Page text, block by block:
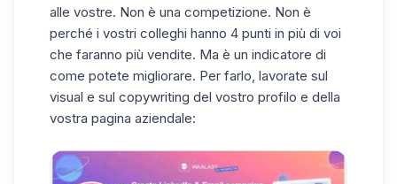
alle vostre. Non è una competizione. Non è
perché i vostri colleghi hanno 4 punti in più di voi
che faranno più vendite. Ma è un indicatore di
come potete migliorare. Per farlo, lavorate sul
visual e sul copywriting del vostro profilo e della
vostra pagina aziendale: